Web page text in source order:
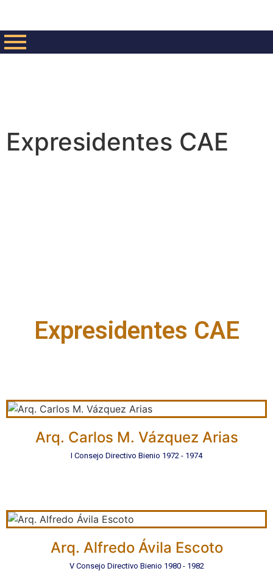
Expresidentes CAE
Expresidentes CAE
Arq. Carlos M. Vázquez Arias
I Consejo Directivo Bienio 1972 - 1974
Arq. Alfredo Ávila Escoto
V Consejo Directivo Bienio 1980 - 1982